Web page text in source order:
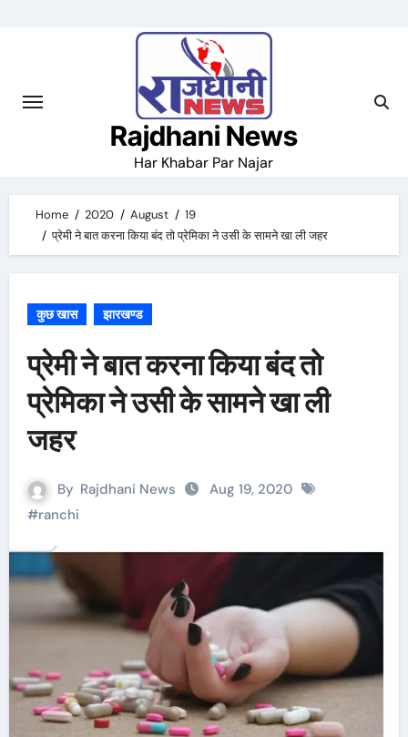
Rajdhani News
Har Khabar Par Najar
Home 2020 August
19
प्रेमी ने बात करना किया बंद तो प्रेमिका ने उसी के सामने खा ली जहर
कुछ खास झारखण्ड
प्रेमी ने बात करना किया बंद तो
प्रेमिका ने उसी के सामने खा ली
जहर
By Rajdhani News
Aug 19, 2020
#ranchi